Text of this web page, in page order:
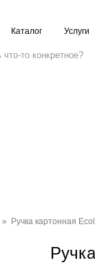
Каталог Услуги
» Ручка картонная